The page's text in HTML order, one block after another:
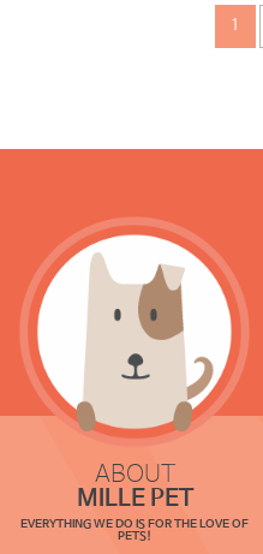
1
ABOUT
MILLE PET
EVERYTHING WE DO IS FOR THE LOVE OF
PETS!